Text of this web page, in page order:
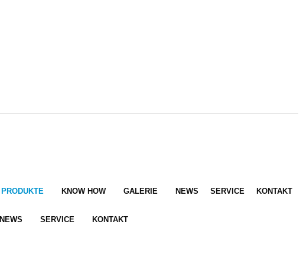
PRODUKTE KNOW HOW GALERIE NEWS SERVICE KONTAKT
NEWS SERVICE KONTAKT